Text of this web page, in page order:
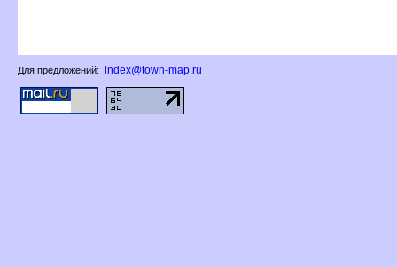
Для предложений: index@town-map.ru